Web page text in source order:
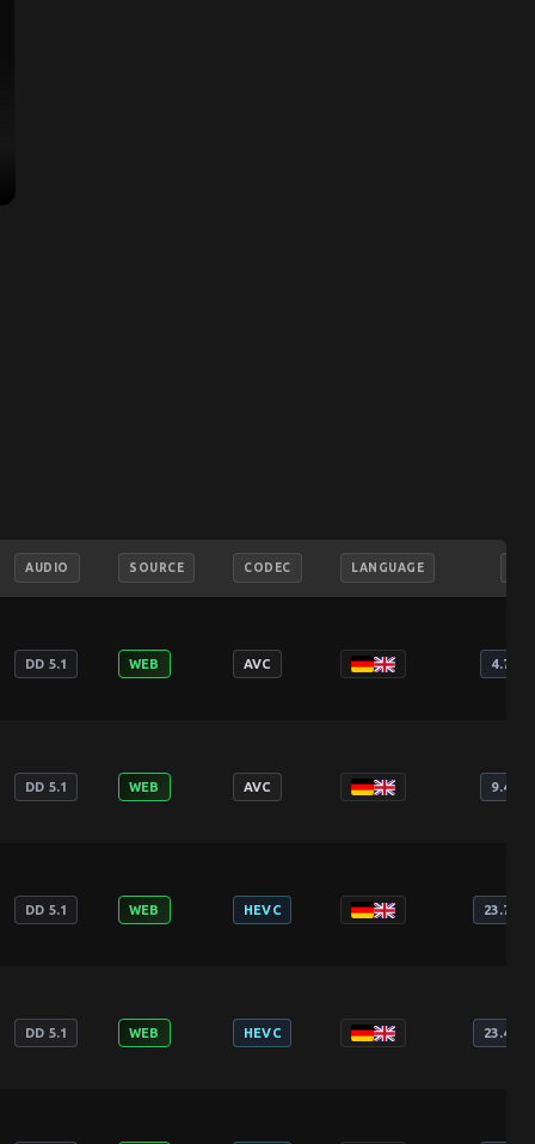
AUDIO SOURCE CODEC LANGUAGE
DD 5.1 WEB AVC 4.75
DD 5.1 WEB AVC 9.47
DD 5.1 WEB HEVC 23.78
DD 5.1 WEB HEVC 23.42